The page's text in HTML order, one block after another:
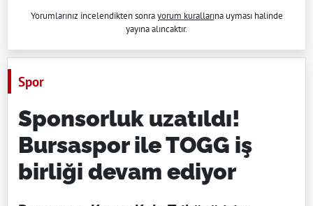
Yorumlarınız incelendikten sonrayorum kurallarına uyması halinde
yayına alıncaktır.
Spor
Sponsorluk uzatıldı!
Bursaspor ile TOGG iş
birliği devam ediyor